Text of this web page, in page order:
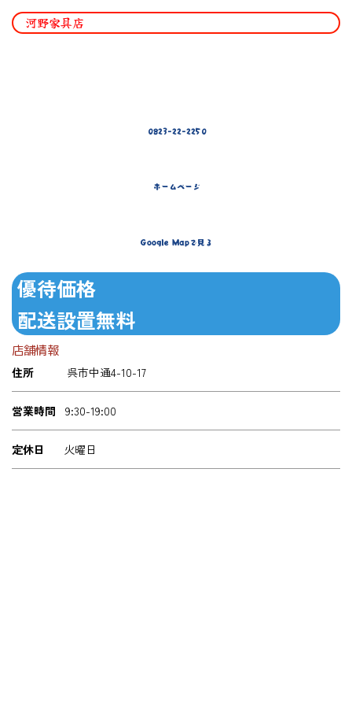
河野家具店
0823-22-2250
ホームページ
Google Mapで見る
優待価格
配送設置無料
店舗情報
住所 呉市中通4-10-17
営業時間 9:30-19:00
定休日 火曜日